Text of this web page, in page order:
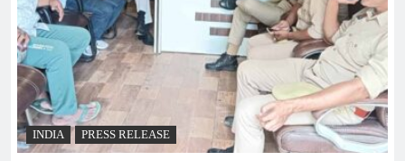
INDIA PRESS RELEASE